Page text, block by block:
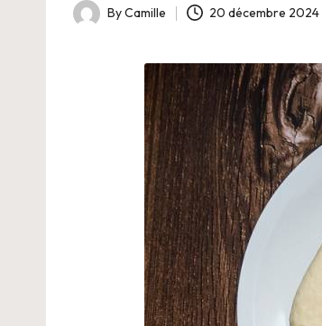
Posted
ByCamille 20 décembre 2024